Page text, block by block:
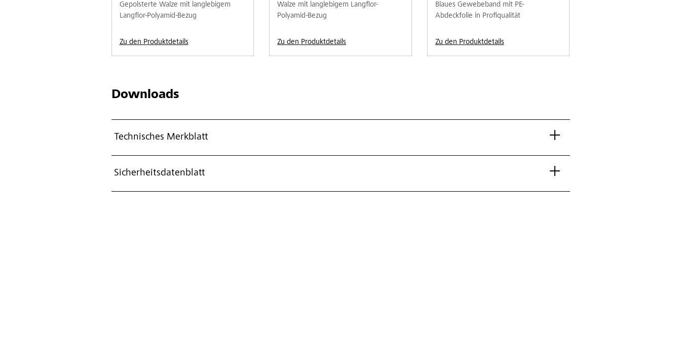
Gepolsterte Walze mit langlebigem
Langflor-Polyamid-Bezug
Zu den Produktdetails
Walze mit langlebigem Langflor-
Polyamid-Bezug
Zu den Produktdetails
Blaues Gewebeband mit PE-
Abdeckfolie in Profiqualität
Zu den Produktdetails
Downloads
Technisches Merkblatt
Sicherheitsdatenblatt